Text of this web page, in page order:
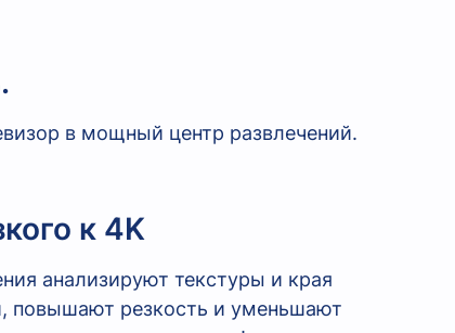
в мощный центр развлечений.
к 4K
анализируют текстуры и края
повышают резкость и уменьшают